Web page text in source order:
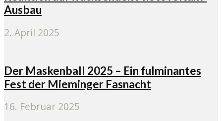
Ausbau
2. April 2025
Der Maskenball 2025 – Ein fulminantes
Fest der Mieminger Fasnacht
16. Februar 2025